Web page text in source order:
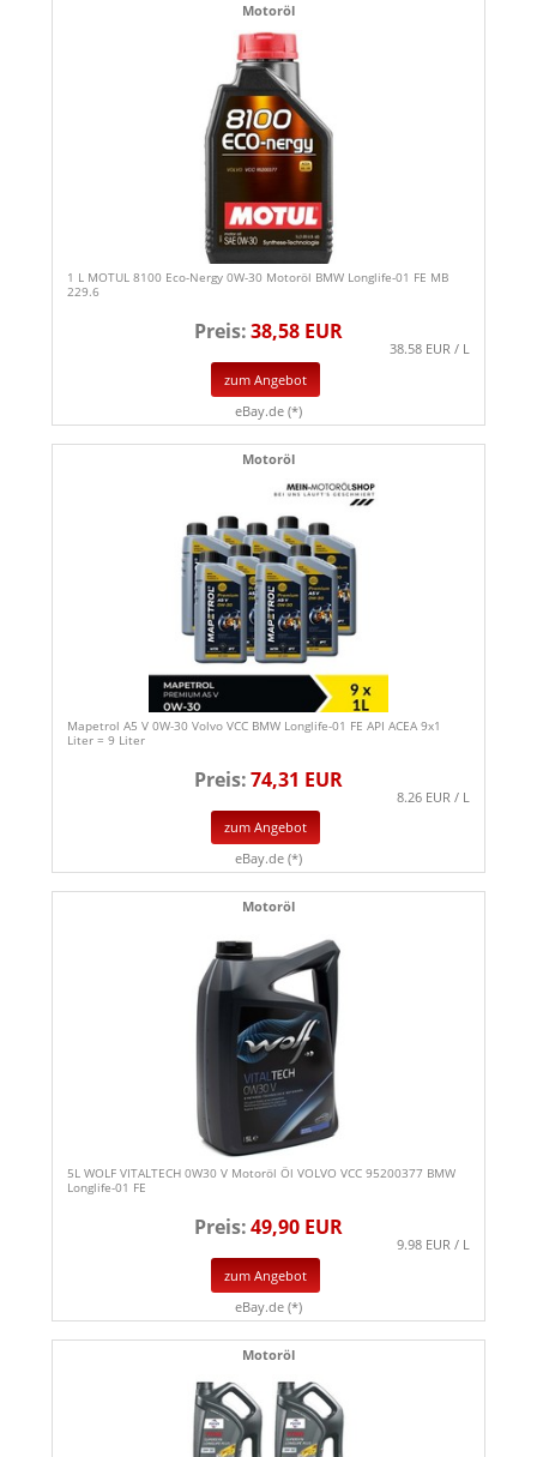
Motoröl
1 L MOTUL 8100 Eco-Nergy 0W-30 Motoröl BMW Longlife-01 FE MB
229.6
Preis:38,58 EUR
38.58 EUR / L
zum Angebot
eBay.de (*)
Motoröl
Mapetrol A5 V 0W-30 Volvo VCC BMW Longlife-01 FE API ACEA 9x1
Liter = 9 Liter
Preis:74,31 EUR
8.26 EUR / L
zum Angebot
eBay.de (*)
Motoröl
5L WOLF VITALTECH 0W30 V Motoröl Öl VOLVO VCC 95200377 BMW
Longlife-01 FE
Preis:49,90 EUR
9.98 EUR / L
zum Angebot
eBay.de (*)
Motoröl